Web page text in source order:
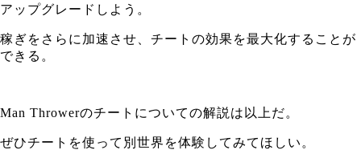
アップグレードしよう。
稼ぎをさらに加速させ、チートの効果を最大化することが
できる。
Man Throwerのチートについての解説は以上だ。
ぜひチートを使って別世界を体験してみてほしい。